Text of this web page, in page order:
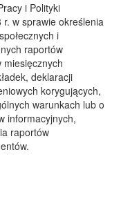
i Polityki
r. w sprawie określenia
i
raportów
miesięcznych
deklaracji
korygujących,
warunkach lub o
informacyjnych,
raportów